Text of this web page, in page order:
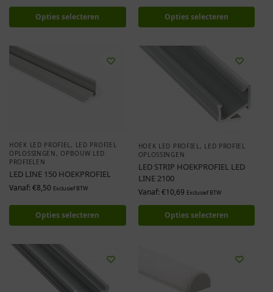
Opties selecteren Opties selecteren
HOEK LED PROFIEL, LED PROFIEL
OPLOSSINGEN , OPBOUW LED
PROFIELEN
LED LINE 150 HOEKPROFIEL
Vanaf: €8,50 Exclusief BTW
Opties selecteren
HOEK LED PROFIEL, LED PROFIEL
OPLOSSINGEN
LED STRIP HOEKPROFIEL LED
LINE 2100
Vanaf: €10,69 Exclusief BTW
Opties selecteren